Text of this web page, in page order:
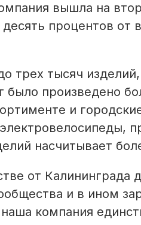
вышла на
процентов от
трех тысяч
было произведено
и
насчитывает
от Калининграда
и в ином
компания